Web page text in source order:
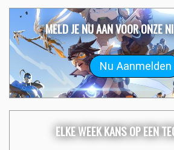
MELD JE NU AAN VOOR ONZE
ELKE WEEK KANS OP EEN